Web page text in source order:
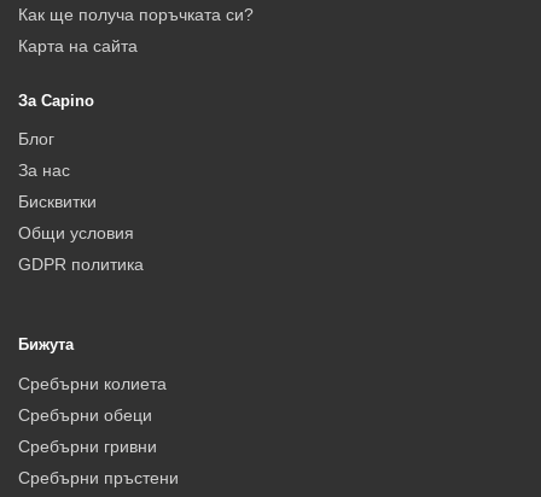
Как ще получа поръчката си?
Карта на сайта
За Capino
Блог
За нас
Бисквитки
Общи условия
GDPR политика
Бижута
Сребърни колиета
Сребърни обеци
Сребърни гривни
Сребърни пръстени